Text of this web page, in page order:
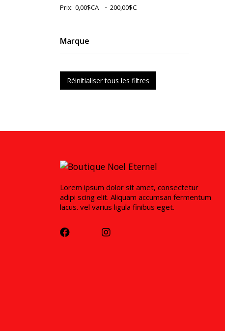
Prix: -
Marque
Réinitialiser tous les filtres
Lorem ipsum dolor sit amet, consectetur
adipi scing elit. Aliquam accumsan fermentum
lacus. vel varius ligula finibus eget.